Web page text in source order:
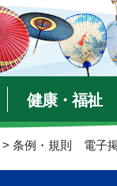
健康・福祉
> 条例・規則 電子